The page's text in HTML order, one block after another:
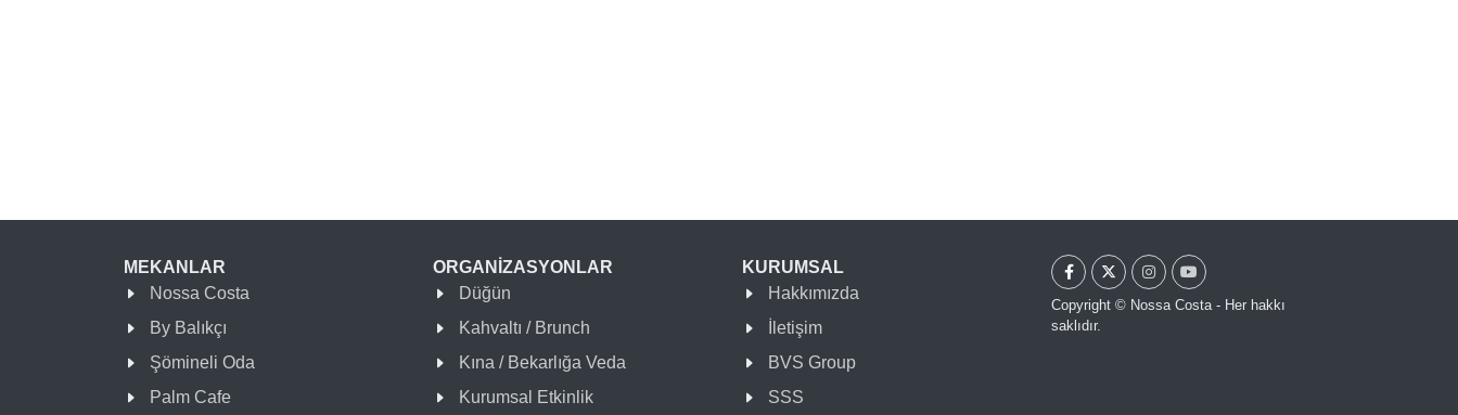
MEKANLAR
Nossa Costa
By Balıkçı
Şömineli Oda
Palm Cafe
ORGANİZASYONLAR
Düğün
Kahvaltı / Brunch
Kına / Bekarlığa Veda
Kurumsal Etkinlik
KURUMSAL
Hakkımızda
İletişim
BVS Group
SSS
Copyright © Nossa Costa - Her hakkı
saklıdır.